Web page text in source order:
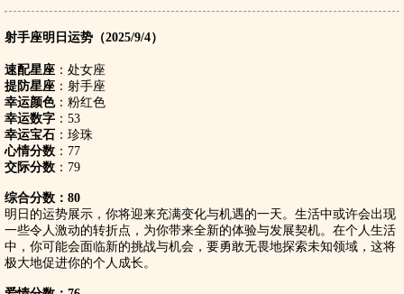
射手座明日运势（2025/9/4）
速配星座 ：处女座
提防星座 ：射手座
幸运颜色：粉红色
幸运数字 ：53
幸运宝石 ：珍珠
心情分数 ：77
交际分数 ：79
综合分数：80
明日的运势展示，你将迎来充满变化与机遇的一天。生活中或许会出现
一些令人激动的转折点，为你带来全新的体验与发展契机。在个人生活
中，你可能会面临新的挑战与机会，要勇敢无畏地探索未知领域，这将
极大地促进你的个人成长。